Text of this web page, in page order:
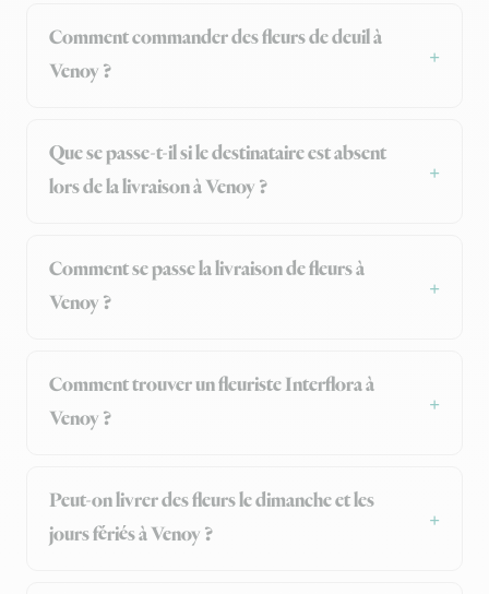
Comment commander des fleurs de deuil à
Venoy ?
Que se passe-t-il si le destinataire est absent
lors de la livraison à Venoy ?
Comment se passe la livraison de fleurs à
Venoy ?
Comment trouver un fleuriste Interflora à
Venoy ?
Peut-on livrer des fleurs le dimanche et les
jours fériés à Venoy ?